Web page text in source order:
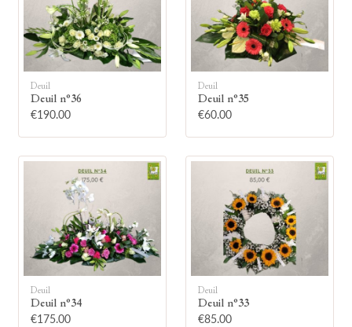
Allumez une bougie
Montrez votre soutien à la famille en
allumant symboliquement une bougie.
Votre prénom
Deuil
Deuil n°36
€190.00
Deuil
Deuil n°35
€60.00
Deuil
Deuil n°34
€175.00
Deuil
Deuil n°33
€85.00